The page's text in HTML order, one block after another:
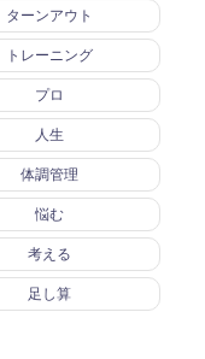
ターンアウト
トレーニング
プロ
人生
体調管理
悩む
考える
足し算